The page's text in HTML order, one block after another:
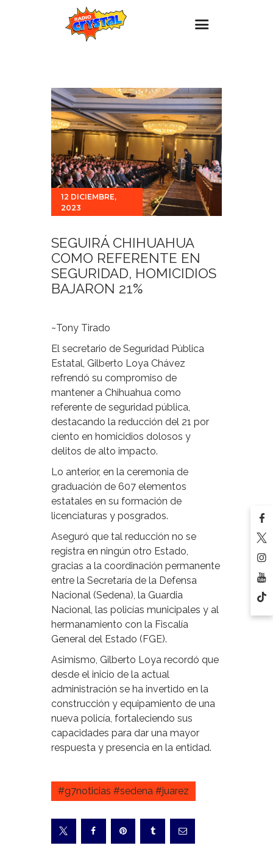
Estaciones
Eventos
Promociones
Noticias
Para ti
Contacto
12 DICIEMBRE,
2023
SEGUIRÁ CHIHUAHUA
COMO REFERENTE EN
SEGURIDAD, HOMICIDIOS
BAJARON 21%
~Tony Tirado
El secretario de Seguridad Pública
Estatal, Gilberto Loya Chávez
refrendó su compromiso de
mantener a Chihuahua como
referente de seguridad pública,
destacando la reducción del 21 por
ciento en homicidios dolosos y
delitos de alto impacto.
Lo anterior, en la ceremonia de
graduación de 607 elementos
estatales en su formación de
licenciaturas y posgrados.
Aseguró que tal reducción no se
registra en ningún otro Estado,
gracias a la coordinación permanente
entre la Secretaría de la Defensa
Nacional (Sedena), la Guardia
Nacional, las policías municipales y al
hermanamiento con la Fiscalía
General del Estado (FGE).
Asimismo, Gilberto Loya recordó que
desde el inicio de la actual
administración se ha invertido en la
construcción y equipamiento de una
nueva policía, fortaleciendo sus
capacidades para dar una mayor
respuesta y presencia en la entidad.
#g7noticias #sedena #juarez